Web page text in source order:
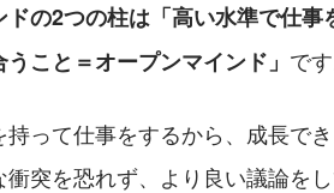
ドの2つの柱は「高い水準で仕
こと＝オープンマインド」 です
持って仕事をするから、成長で
突を恐れず、より良い議論を